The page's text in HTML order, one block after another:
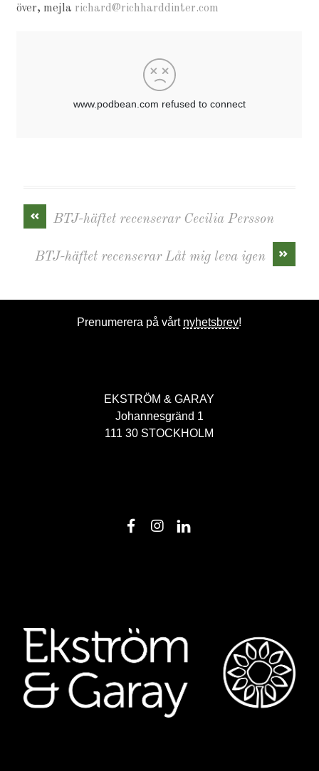
över, mejla richard@richharddinter.com
« BTJ-häftet recenserar Cecilia Persson
»
BTJ-häftet recenserar Låt mig leva igen
Prenumerera på vårt nyhetsbrev!
EKSTRÖM & GARAY
Johannesgränd 1
111 30 STOCKHOLM